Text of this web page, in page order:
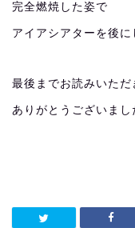
完全燃焼した姿で
アイアシアターを後に
最後までお読みいただ
ありがとうございま